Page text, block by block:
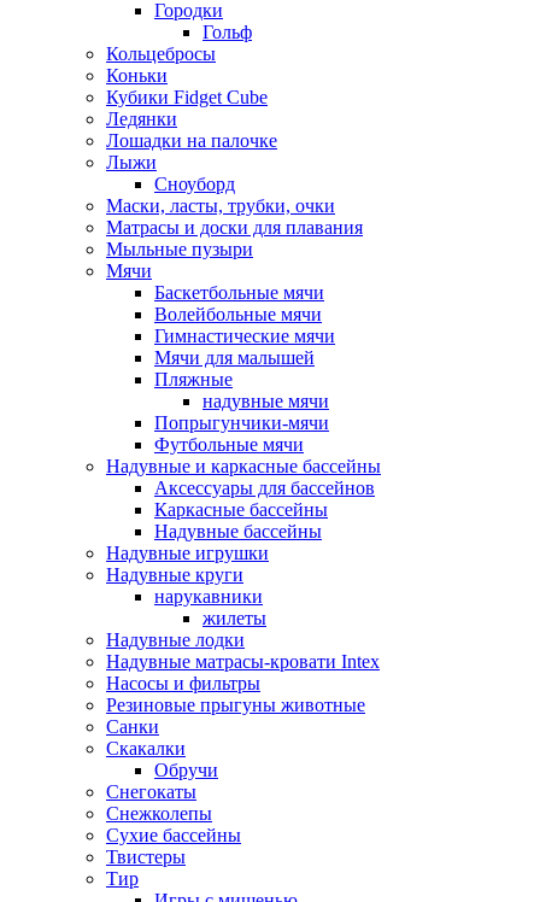
Городки
Гольф
Кольцебросы
Коньки
Кубики Fidget Cube
Ледянки
Лошадки на палочке
Лыжи
Сноуборд
Маски, ласты, трубки, очки
Матрасы и доски для плавания
Мыльные пузыри
Мячи
Баскетбольные мячи
Волейбольные мячи
Гимнастические мячи
Мячи для малышей
Пляжные
надувные мячи
Попрыгунчики-мячи
Футбольные мячи
Надувные и каркасные бассейны
Аксессуары для бассейнов
Каркасные бассейны
Надувные бассейны
Надувные игрушки
Надувные круги
нарукавники
жилеты
Надувные лодки
Надувные матрасы-кровати Intex
Насосы и фильтры
Резиновые прыгуны животные
Санки
Скакалки
Обручи
Снегокаты
Снежколепы
Сухие бассейны
Твистеры
Тир